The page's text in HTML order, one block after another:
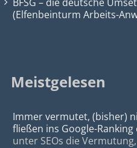
(Elfenbeinturm Arbeits-
Meistgelesen
Immer vermutet, (bisher)
fließen ins Google-Ranking
unter SEOs die